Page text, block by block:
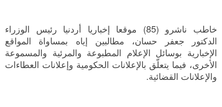
خاطب ناشرو (85) موقعا إخباريا أردنيا رئيس الوزراء
الدكتور جعفر حسان، مطالبين إياه بمساواة المواقع
الإخبارية بوسائل الإعلام المطبوعة والمرئية والمسموعة
الأخرى، فيما يتعلّق بالإعلانات الحكومية وإعلانات العطاءات
والإعلانات القضائية.